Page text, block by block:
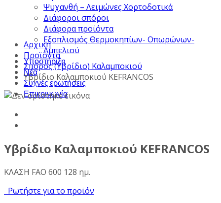
Ψυχανθή – Λειμώνες Χορτοδοτικά
Διάφοροι σπόροι
Διάφορα προϊόντα
Εξοπλισμός Θερμοκηπίων- Οπωρώνων-
Αμπελιού
Υποστήριξη
Νέα
Συχνές ερωτήσεις
Επικοινωνία
Αρχική
Προϊόντα
Σπόρος (Υβρίδιο) Καλαμποκιού
Υβρίδιο Καλαμποκιού KEFRANCOS
Υβρίδιο Καλαμποκιού KEFRANCOS
ΚΛΑΣΗ FAO 600 128 ημ.
Ρωτήστε για το προϊόν